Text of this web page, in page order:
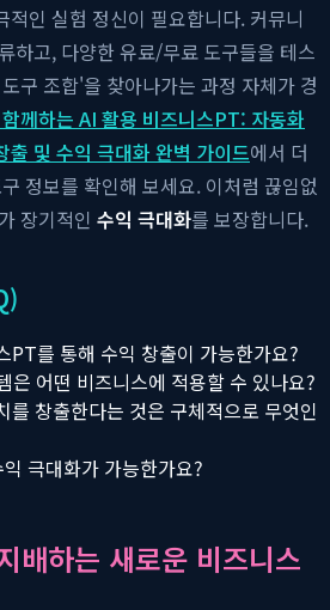
적인 실험 정신이 필요합니다. 커뮤니
하고, 다양한 유료/무료 도구들을 테스
구 조합'을 찾아나가는 과정 자체가 경
께하는 AI 활용 비즈니스PT: 자동화
출 및 수익 극대화 완벽 가이드에서 더
정보를 확인해 보세요. 이처럼 끊임없
장기적인 수익 극대화를 보장합니다.
PT를 통해 수익 창출이 가능한가요?
은 어떤 비즈니스에 적용할 수 있나요?
를 창출한다는 것은 구체적으로 무엇인
극대화가 가능한가요?
배하는 새로운 비즈니스